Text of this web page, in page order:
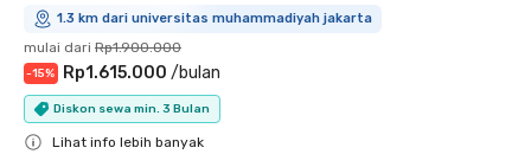
1.3 km dari universitas muhammadiyah jakarta
mulai dari Rp1.900.000
-15% Rp1.615.000 /bulan
Diskon sewa min. 3 Bulan
Lihat info lebih banyak